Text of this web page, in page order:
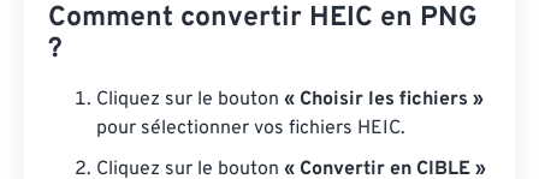
Comment convertir HEIC en PNG
?
Cliquez sur le bouton « Choisir les fichiers »
pour sélectionner vos fichiers HEIC.
Cliquez sur le bouton « Convertir en CIBLE »